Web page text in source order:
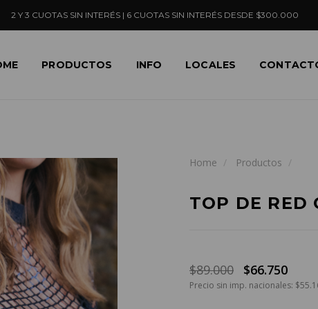
2 Y 3 CUOTAS SIN INTERÉS | 6 CUOTAS SIN INTERÉS DESDE $300.000
PRODUCTOS INFO LOCALES
Home Productos
TOP DE RED
$89.000 $66.750
Precio sin imp. nacionales: